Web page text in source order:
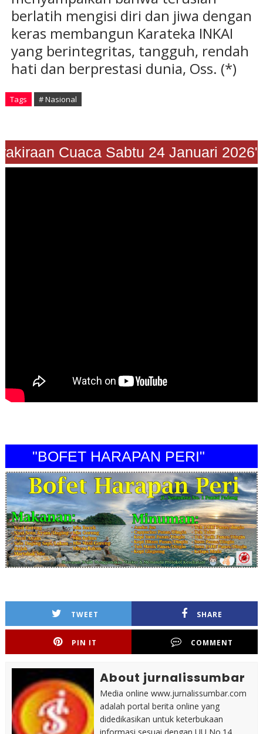
berlatih mengisi diri dan jiwa dengan
keras membangun Karateka INKAI
yang berintegritas, tangguh, rendah
hati dan berprestasi dunia, Oss. (*)
Tags # Nasional
Cuaca Sabtu 24 Januari
"BOFET HARAPAN PERI"
TWEET SHARE
PIN IT COMMENT
About jurnalissumbar
Media online www.jurnalissumbar.com
adalah portal berita online yang
didedikasikan untuk keterbukaan
informasi sesuai dengan UU No.14